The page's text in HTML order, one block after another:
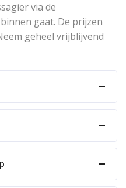
via de
gaat. De prijzen
geheel vrijblijvend